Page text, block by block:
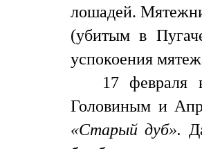
лошадей.
(убитым в
успокоения
17 февраля
Головиным и
«Старый дуб».